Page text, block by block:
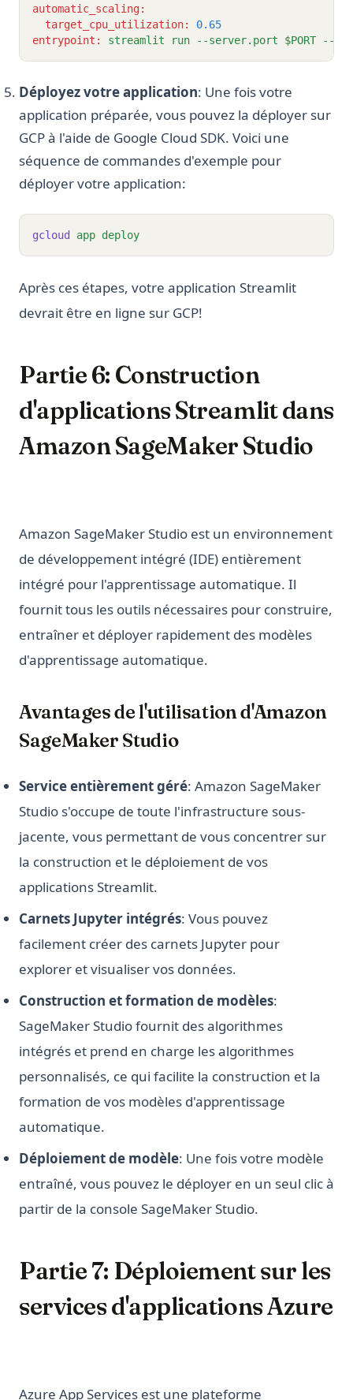
automatic_scaling:
target_cpu_utilization:
0.65
entrypoint : streamlit run --server.port $PORT --
Déployez votre application: Une fois votre
application préparée, vous pouvez la déployer sur
GCP à l'aide de Google Cloud SDK. Voici une
séquence de commandes d'exemple pour
déployer votre application:
gcloud app deploy
Après ces étapes, votre application Streamlit
devrait être en ligne sur GCP!
Partie 6: Construction
d'applications Streamlit dans
Amazon SageMaker Studio
Amazon SageMaker Studio est un environnement
de développement intégré (IDE) entièrement
intégré pour l'apprentissage automatique. Il
fournit tous les outils nécessaires pour construire,
entraîner et déployer rapidement des modèles
d'apprentissage automatique.
Avantages de l'utilisation d'Amazon
SageMaker Studio
Service entièrement géré: Amazon SageMaker
Studio s'occupe de toute l'infrastructure sous-
jacente, vous permettant de vous concentrer sur
la construction et le déploiement de vos
applications Streamlit.
Carnets Jupyter intégrés: Vous pouvez
facilement créer des carnets Jupyter pour
explorer et visualiser vos données.
Construction et formation de modèles:
SageMaker Studio fournit des algorithmes
intégrés et prend en charge les algorithmes
personnalisés, ce qui facilite la construction et la
formation de vos modèles d'apprentissage
automatique.
Déploiement de modèle: Une fois votre modèle
entraîné, vous pouvez le déployer en un seul clic à
partir de la console SageMaker Studio.
Partie 7: Déploiement sur les
services d'applications Azure
Azure App Services est une plateforme